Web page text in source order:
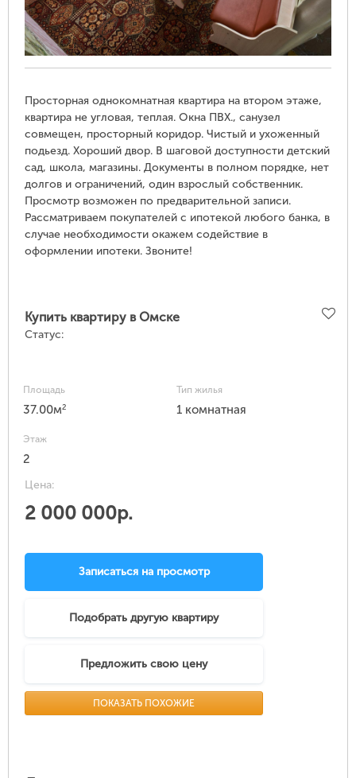
Просторная однокомнатная квартира на втором этаже,
квартира не угловая, теплая. Окна ПВХ., санузел
совмещен, просторный коридор. Чистый и ухоженный
подьезд. Хороший двор. В шаговой доступности детский
сад, школа, магазины. Документы в полном порядке, нет
долгов и ограничений, один взрослый собственник.
Просмотр возможен по предварительной записи.
Рассматриваем покупателей с ипотекой любого банка, в
случае необходимости окажем содействие в
оформлении ипотеки. Звоните!
Купить квартиру в Омске
Статус:
Площадь
37.00м2
Тип жилья
1 комнатная
Этаж
2
Цена:
2 000 000р.
Записаться на просмотр
Подобрать другую квартиру
Предложить свою цену
ПОКАЗАТЬ ПОХОЖИЕ